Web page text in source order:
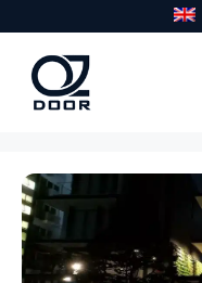
to
content